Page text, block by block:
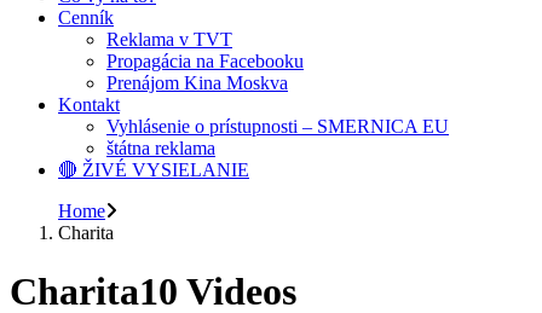
Cenník
Reklama v TVT
Propagácia na Facebooku
Prenájom Kina Moskva
Kontakt
Vyhlásenie o prístupnosti – SMERNICA EU
štátna reklama
🔴 ŽIVÉ VYSIELANIE
Home
Charita
Charita10 Videos